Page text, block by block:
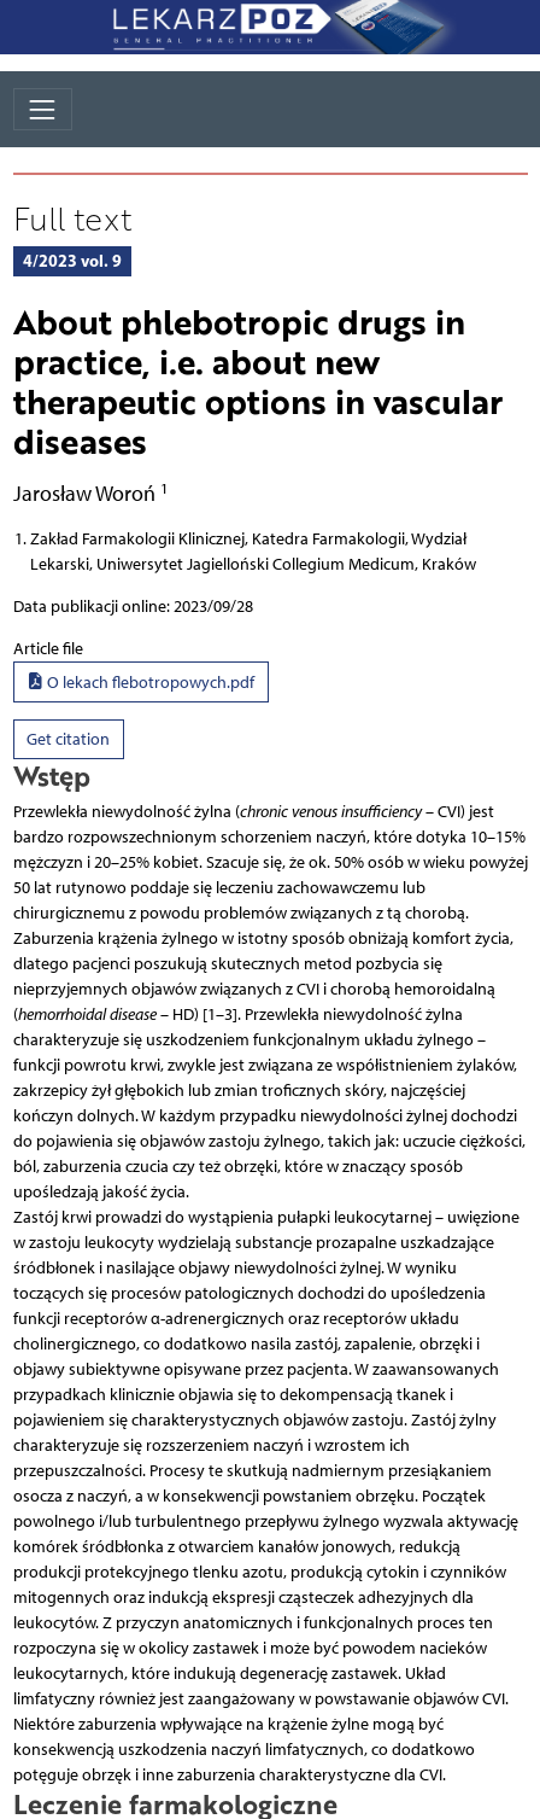
Full text
4/2023 vol. 9
About phlebotropic drugs in
practice, i.e. about new
therapeutic options in vascular
diseases
Jarosław Woroń 1
Zakład Farmakologii Klinicznej, Katedra Farmakologii, Wydział
Lekarski, Uniwersytet Jagielloński Collegium Medicum, Kraków
Data publikacji online: 2023/09/28
Article file
O lekach flebotropowych.pdf
Get citation
Wstęp
Przewlekła niewydolność żylna (chronic venous insufficiency– CVI) jest
bardzo rozpowszechnionym schorzeniem naczyń, które dotyka 10–15%
mężczyzn i 20–25% kobiet. Szacuje się, że ok. 50% osób w wieku powyżej
50 lat rutynowo poddaje się leczeniu zachowawczemu lub
chirurgicznemu z powodu problemów związanych z tą chorobą.
Zaburzenia krążenia żylnego w istotny sposób obniżają komfort życia,
dlatego pacjenci poszukują skutecznych metod pozbycia się
nieprzyjemnych objawów związanych z CVI i chorobą hemoroidalną
(hemorrhoidal disease– HD) [1–3]. Przewlekła niewydolność żylna
charakteryzuje się uszkodzeniem funkcjonalnym układu żylnego –
funkcji powrotu krwi, zwykle jest związana ze współistnieniem żylaków,
zakrzepicy żył głębokich lub zmian troficznych skóry, najczęściej
kończyn dolnych. W każdym przypadku niewydolności żylnej dochodzi
do pojawienia się objawów zastoju żylnego, takich jak: uczucie ciężkości,
ból, zaburzenia czucia czy też obrzęki, które w znaczący sposób
upośledzają jakość życia.
Zastój krwi prowadzi do wystąpienia pułapki leukocytarnej – uwięzione
w zastoju leukocyty wydzielają substancje prozapalne uszkadzające
śródbłonek i nasilające objawy niewydolności żylnej. W wyniku
toczących się procesów patologicznych dochodzi do upośledzenia
funkcji receptorów α-adrenergicznych oraz receptorów układu
cholinergicznego, co dodatkowo nasila zastój, zapalenie, obrzęki i
objawy subiektywne opisywane przez pacjenta. W zaawansowanych
przypadkach klinicznie objawia się to dekompensacją tkanek i
pojawieniem się charakterystycznych objawów zastoju. Zastój żylny
charakteryzuje się rozszerzeniem naczyń i wzrostem ich
przepuszczalności. Procesy te skutkują nadmiernym przesiąkaniem
osocza z naczyń, a w konsekwencji powstaniem obrzęku. Początek
powolnego i/lub turbulentnego przepływu żylnego wyzwala aktywację
komórek śródbłonka z otwarciem kanałów jonowych, redukcją
produkcji protekcyjnego tlenku azotu, produkcją cytokin i czynników
mitogennych oraz indukcją ekspresji cząsteczek adhezyjnych dla
leukocytów. Z przyczyn anatomicznych i funkcjonalnych proces ten
rozpoczyna się w okolicy zastawek i może być powodem nacieków
leukocytarnych, które indukują degenerację zastawek. Układ
limfatyczny również jest zaangażowany w powstawanie objawów CVI.
Niektóre zaburzenia wpływające na krążenie żylne mogą być
konsekwencją uszkodzenia naczyń limfatycznych, co dodatkowo
potęguje obrzęk i inne zaburzenia charakterystyczne dla CVI.
Leczenie farmakologiczne